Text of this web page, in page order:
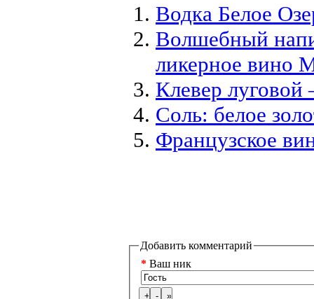
Водка Белое
Волшебный
ликерное вино
Клевер луговой
Соль: белое
Французское
Добавить комментарий
* Ваш ник